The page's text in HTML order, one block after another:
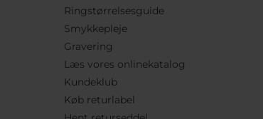
Ringstørrelsesguide
Smykkepleje
Gravering
Læs vores onlinekatalog
Kundeklub
Køb returlabel